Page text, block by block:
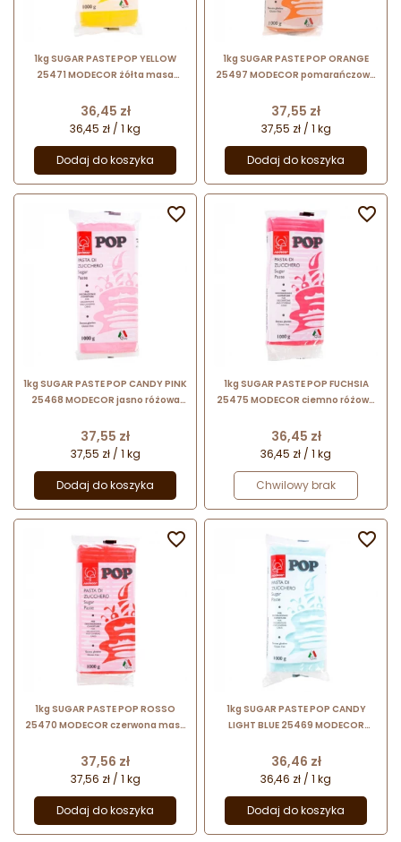
1kg SUGAR PASTE POP YELLOW
25471 MODECOR żółta masa
Cena
36,45 zł
36,45 zł / 1 kg
Dodaj do koszyka
1kg SUGAR PASTE POP ORANGE
25497 MODECOR pomarańczowa
Cena
37,55 zł
37,55 zł / 1 kg
Dodaj do koszyka
1kg SUGAR PASTE POP CANDY PINK
25468 MODECOR jasno różowa
Cena
37,55 zł
37,55 zł / 1 kg
Dodaj do koszyka

1kg SUGAR PASTE POP FUCHSIA
25475 MODECOR ciemno różowa
Cena
36,45 zł
36,45 zł / 1 kg
Chwilowy brak

1kg SUGAR PASTE POP ROSSO
25470 MODECOR czerwona masa
Cena
37,56 zł
37,56 zł / 1 kg
Dodaj do koszyka

1kg SUGAR PASTE POP CANDY
LIGHT BLUE 25469 MODECOR
bezglutenowa
Cena
36,46 zł
36,46 zł / 1 kg
Dodaj do koszyka
